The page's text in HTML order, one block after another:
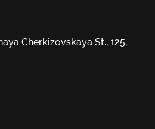
Cherkizovskaya St., 125,